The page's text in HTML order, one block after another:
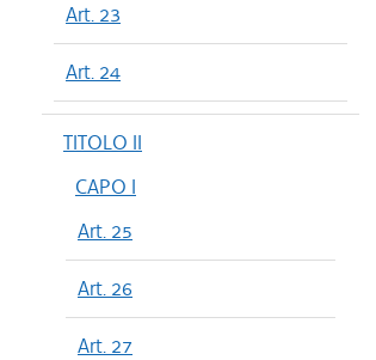
Art. 23
Art. 24
TITOLO II
CAPO I
Art. 25
Art. 26
Art. 27